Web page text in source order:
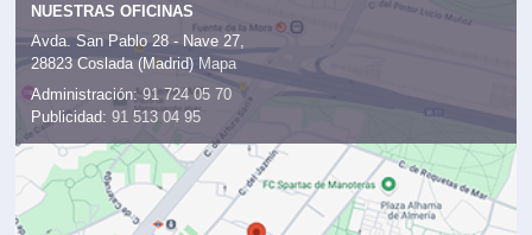
NUESTRAS OFICINAS
Avda. San Pablo 28 - Nave 27,
28823 Coslada (Madrid) Mapa
Administración: 91 724 05 70
Publicidad: 91 513 04 95